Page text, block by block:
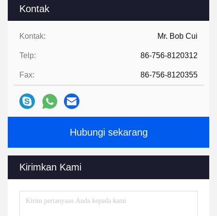
Kontak
Kontak: Mr. Bob Cui
Telp: 86-756-8120312
Fax: 86-756-8120355
Hubungi sekarang
Kirimkan Kami